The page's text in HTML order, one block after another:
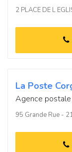
2 PLACE DE L
La Poste
Agence
95 Grande Rue -